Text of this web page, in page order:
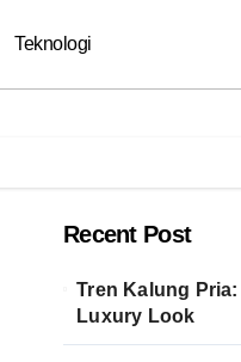
Teknologi
Recent Post
Tren Kalung
Luxury Look